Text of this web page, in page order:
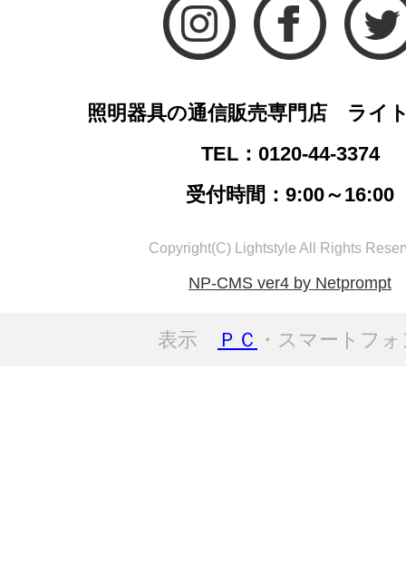
照明器具の通信販売専門店 ライ
TEL：0120-44-3374
受付時間：9:00～16:00
Copyright(C) Lightstyle All Rights
NP-CMS ver4 by Netprompt
表示 ＰＣ ・スマートフ